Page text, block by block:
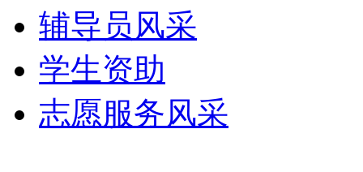
辅导员风采
学生资助
志愿服务风采